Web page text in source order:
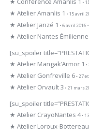
•
★ Atelier Amanlis 1 • 15 avril
★ Atelier Janzé 1 • 6 avril 2016
★ Atelier Nantes Émilienne
[su_spoiler
★ Atelier Mangak’Armor 1
★ Atelier Gonfreville 6 • 27
★ Atelier Orvault 3 • 21 mars
[su_spoiler
★ Atelier CrayoNantes 4•
★ Atelier Loroux-